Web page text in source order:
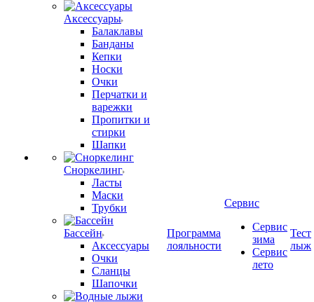
Аксессуары
Балаклавы
Банданы
Кепки
Носки
Очки
Перчатки и
варежки
Пропитки и
стирки
Шапки
Сноркелинг
Ласты
Маски
Трубки
Бассейн
Аксессуары
Очки
Сланцы
Шапочки
Программа
лояльности
Сервис
Сервис
зима
Сервис
лето
Тест
лыж